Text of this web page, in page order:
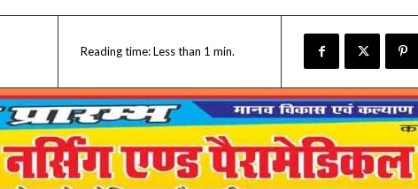
Reading time:Less than 1 min.